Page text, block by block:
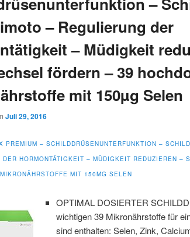
– Regulierung der
– Müdigkeit
fördern – 39
mit 150µg Selen
Juli 29, 2016
PREMIUM – SCHILDDRÜSENUNTERFUNKTION –
DER HORMONTÄTIGKEIT – MÜDIGKEIT REDUZIEREN –
MIT 150ΜG SELEN
OPTIMAL DOSIERTER
wichtigen 39 Mikronährstoffe für
sind enthalten: Selen, Zink,